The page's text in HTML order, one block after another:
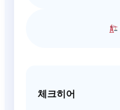
체크히어